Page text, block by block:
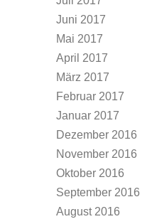
Juni 2017
Mai 2017
April 2017
März 2017
Februar 2017
Januar 2017
Dezember 2016
November 2016
Oktober 2016
September 2016
August 2016